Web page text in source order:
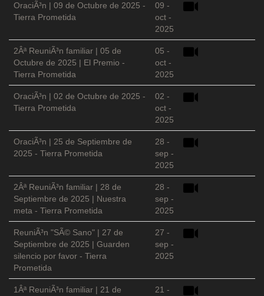
OraciÃ³n | 09 de Octubre de 2025 -
Tierra Prometida
09 -
oct -
2025
2Âª ReuniÃ³n familiar | 05 de
Octubre de 2025 | El Premio -
Tierra Prometida
05 -
oct -
2025
OraciÃ³n | 02 de Octubre de 2025 -
Tierra Prometida
02 -
oct -
2025
OraciÃ³n | 25 de Septiembre de
2025 - Tierra Prometida
28 -
sep -
2025
2Âª ReuniÃ³n familiar | 28 de
Septiembre de 2025 | Nuestra
meta - Tierra Prometida
28 -
sep -
2025
ReuniÃ³n "SÃ© Sano" | 27 de
Septiembre de 2025 | Guarden
silencio por favor - Tierra
Prometida
27 -
sep -
2025
1Âª ReuniÃ³n familiar | 21 de
21 -